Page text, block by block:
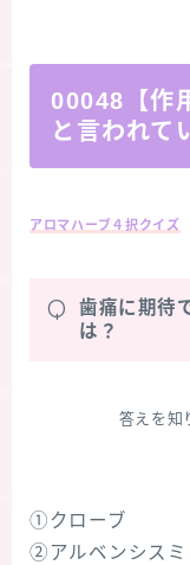
00048【作
と言われて
アロマハーブ４択クイズ
Q
歯痛に期待
は？
答えを知
①クローブ
②アルベンシスミ